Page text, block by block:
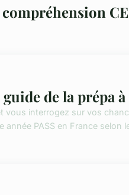
de la prépa
vous interrogez sur vos
PASS en France selon